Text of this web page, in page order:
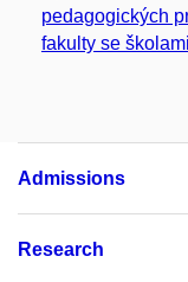
pedagogických
fakulty se
Admissions
Research